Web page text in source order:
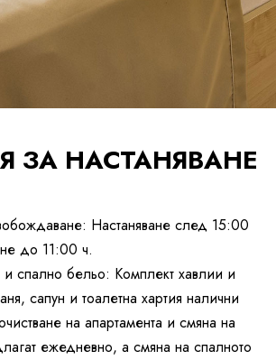
ЗА НАСТАНЯВАНЕ
Настаняване след 15:00
до 11:00 ч.
и спално бельо: Комплект хавлии и
сапун и тоалетна хартия налични
на апартамента и смяна на
ежедневно, а смяна на спалното